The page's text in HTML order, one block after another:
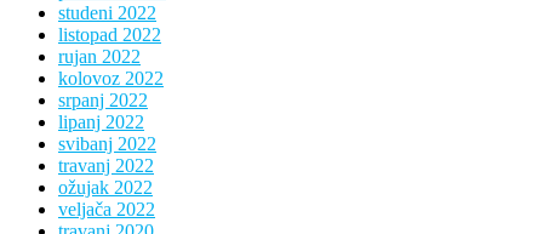
studeni 2022
listopad 2022
rujan 2022
kolovoz 2022
srpanj 2022
lipanj 2022
svibanj 2022
travanj 2022
ožujak 2022
veljača 2022